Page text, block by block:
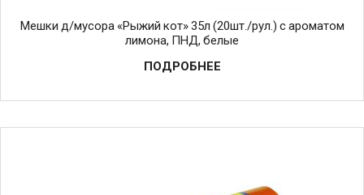
Мешки д/мусора «Рыжий кот» 35л (20шт./рул.) с ароматом
лимона, ПНД, белые
ПОДРОБНЕЕ